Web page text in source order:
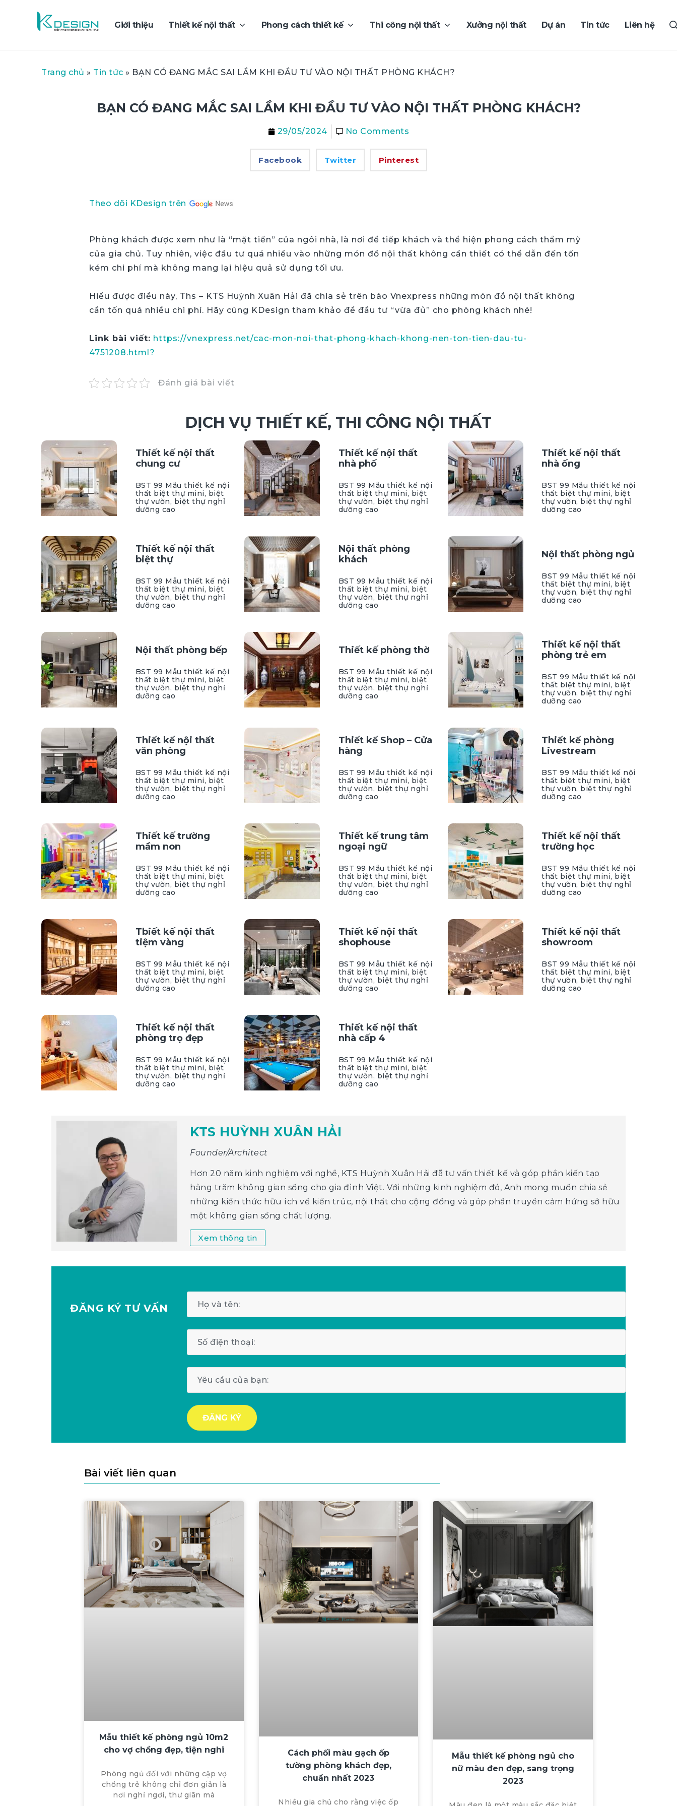
Giới thiệu Thiết kế nội thất Phong cách thiết kế Thi công nội thất Xưởng nội thất Dự án Tin tức Liên hệ
Trang chủ » Tin tức » BẠN CÓ ĐANG MẮC SAI LẦM KHI ĐẦU TƯ VÀO NỘI THẤT PHÒNG KHÁCH?
BẠN CÓ ĐANG MẮC SAI LẦM KHI ĐẦU TƯ VÀO NỘI THẤT PHÒNG KHÁCH?
29/05/2024 No Comments
Facebook Twitter Pinterest
Theo dõi KDesign trên
Phòng khách được xem như là “mặt tiền” của ngôi nhà, là nơi để tiếp khách và thể hiện phong cách thẩm mỹ
của gia chủ. Tuy nhiên, việc đầu tư quá nhiều vào những món đồ nội thất không cần thiết có thể dẫn đến tốn
kém chi phí mà không mang lại hiệu quả sử dụng tối ưu.
Hiểu được điều này, Ths – KTS Huỳnh Xuân Hải đã chia sẻ trên báo Vnexpress những món đồ nội thất không
cần tốn quá nhiều chi phí. Hãy cùng KDesign tham khảo để đầu tư “vừa đủ” cho phòng khách nhé!
Link bài viết: https://vnexpress.net/cac-mon-noi-that-phong-khach-khong-nen-ton-tien-dau-tu-
4751208.html?
Đánh giá bài viết
DỊCH VỤ THIẾT KẾ, THI CÔNG NỘI THẤT
Thiết kế nội thất
chung cư
BST 99 Mẫu thiết kế nội
thất biệt thự mini, biệt
thự vườn, biệt thự nghỉ
dưỡng cao
Thiết kế nội thất
nhà phố
BST 99 Mẫu thiết kế nội
thất biệt thự mini, biệt
thự vườn, biệt thự nghỉ
dưỡng cao
Thiết kế nội thất
nhà ống
BST 99 Mẫu thiết kế nội
thất biệt thự mini, biệt
thự vườn, biệt thự nghỉ
dưỡng cao
Thiết kế nội thất
biệt thự
BST 99 Mẫu thiết kế nội
thất biệt thự mini, biệt
thự vườn, biệt thự nghỉ
dưỡng cao
Nội thất phòng
khách
BST 99 Mẫu thiết kế nội
thất biệt thự mini, biệt
thự vườn, biệt thự nghỉ
dưỡng cao
Nội thất phòng ngủ
BST 99 Mẫu thiết kế nội
thất biệt thự mini, biệt
thự vườn, biệt thự nghỉ
dưỡng cao
Nội thất phòng bếp
BST 99 Mẫu thiết kế nội
thất biệt thự mini, biệt
thự vườn, biệt thự nghỉ
dưỡng cao
Thiết kế phòng thờ
BST 99 Mẫu thiết kế nội
thất biệt thự mini, biệt
thự vườn, biệt thự nghỉ
dưỡng cao
Thiết kế nội thất
phòng trẻ em
BST 99 Mẫu thiết kế nội
thất biệt thự mini, biệt
thự vườn, biệt thự nghỉ
dưỡng cao
Thiết kế nội thất
văn phòng
BST 99 Mẫu thiết kế nội
thất biệt thự mini, biệt
thự vườn, biệt thự nghỉ
dưỡng cao
Thiết kế Shop – Cửa
hàng
BST 99 Mẫu thiết kế nội
thất biệt thự mini, biệt
thự vườn, biệt thự nghỉ
dưỡng cao
Thiết kế phòng
Livestream
BST 99 Mẫu thiết kế nội
thất biệt thự mini, biệt
thự vườn, biệt thự nghỉ
dưỡng cao
Thiết kế trường
mầm non
BST 99 Mẫu thiết kế nội
thất biệt thự mini, biệt
thự vườn, biệt thự nghỉ
dưỡng cao
Thiết kế trung tâm
ngoại ngữ
BST 99 Mẫu thiết kế nội
thất biệt thự mini, biệt
thự vườn, biệt thự nghỉ
dưỡng cao
Thiết kế nội thất
trường học
BST 99 Mẫu thiết kế nội
thất biệt thự mini, biệt
thự vườn, biệt thự nghỉ
dưỡng cao
Tbiết kế nội thất
tiệm vàng
BST 99 Mẫu thiết kế nội
thất biệt thự mini, biệt
thự vườn, biệt thự nghỉ
dưỡng cao
Thiết kế nội thất
shophouse
BST 99 Mẫu thiết kế nội
thất biệt thự mini, biệt
thự vườn, biệt thự nghỉ
dưỡng cao
Thiết kế nội thất
showroom
BST 99 Mẫu thiết kế nội
thất biệt thự mini, biệt
thự vườn, biệt thự nghỉ
dưỡng cao
Thiết kế nội thất
phòng trọ đẹp
BST 99 Mẫu thiết kế nội
thất biệt thự mini, biệt
thự vườn, biệt thự nghỉ
dưỡng cao
Thiết kế nội thất
nhà cấp 4
BST 99 Mẫu thiết kế nội
thất biệt thự mini, biệt
thự vườn, biệt thự nghỉ
dưỡng cao
KTS HUỲNH XUÂN HẢI
Founder/Architect
Hơn 20 năm kinh nghiệm với nghề, KTS Huỳnh Xuân Hải đã tư vấn thiết kế và góp phần kiến tạo
hàng trăm không gian sống cho gia đình Việt. Với những kinh nghiệm đó, Anh mong muốn chia sẻ
những kiến thức hữu ích về kiến trúc, nội thất cho cộng đồng và góp phần truyền cảm hứng sở hữu
một không gian sống chất lượng.
Xem thông tin
ĐĂNG KÝ TƯ VẤN
Bài viết liên quan
Mẫu thiết kế phòng ngủ 10m2
cho vợ chồng đẹp, tiện nghi
Phòng ngủ đối với những cặp vợ
chồng trẻ không chỉ đơn giản là
nơi nghỉ ngơi, thư giãn mà
Cách phối màu gạch ốp
tường phòng khách đẹp,
chuẩn nhất 2023
Nhiều gia chủ cho rằng việc ốp
Mẫu thiết kế phòng ngủ cho
nữ màu đen đẹp, sang trọng
2023